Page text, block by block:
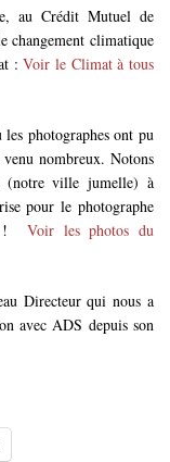
au Crédit Mutuel de
changement climatique
:Voir le Climat à tous
photographes ont pu
venu nombreux. Notons
(notre ville jumelle) à
pour le photographe
! Voir les photos du
Directeur qui nous a
avec ADS depuis son